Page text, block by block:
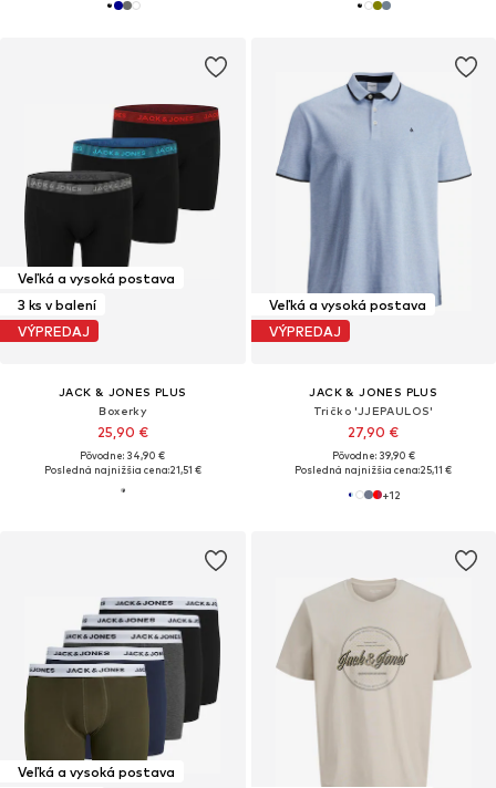
Veľká a vysoká postava
3 ks v balení
VÝPREDAJ
JACK & JONES PLUS
Boxerky
25,90 €
Pôvodne: 34,90 €
Posledná najnižšia cena:21,51 €
Veľká a vysoká postava
VÝPREDAJ
JACK & JONES PLUS
Tričko 'JJEPAULOS'
27,90 €
Pôvodne: 39,90 €
Posledná najnižšia cena:25,11 €
+12
Veľká a vysoká postava